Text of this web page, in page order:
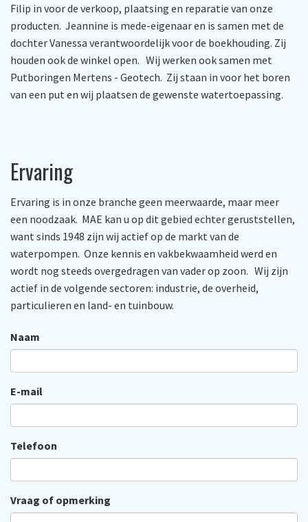
Filip in voor de verkoop, plaatsing en reparatie van onze
producten. Jeannine is mede-eigenaar en is samen met de
dochter Vanessa verantwoordelijk voor de boekhouding. Zij
houden ook de winkel open. Wij werken ook samen met
Putboringen Mertens - Geotech. Zij staan in voor het boren
van een put en wij plaatsen de gewenste watertoepassing.
Ervaring
Ervaring is in onze branche geen meerwaarde, maar meer
een noodzaak. MAE kan u op dit gebied echter geruststellen,
want sinds 1948 zijn wij actief op de markt van de
waterpompen. Onze kennis en vakbekwaamheid werd en
wordt nog steeds overgedragen van vader op zoon. Wij zijn
actief in de volgende sectoren: industrie, de overheid,
particulieren en land- en tuinbouw.
Naam
E-mail
Telefoon
Vraag of opmerking